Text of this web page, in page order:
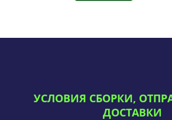
УСЛОВИЯ СБОРКИ,
ДОСТАВКИ